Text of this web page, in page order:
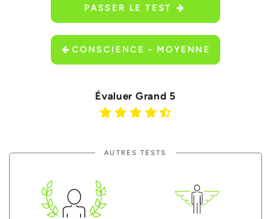
PASSER LE TEST
CONSCIENCE - MOYENNE
Évaluer Grand 5
AUTRES TESTS